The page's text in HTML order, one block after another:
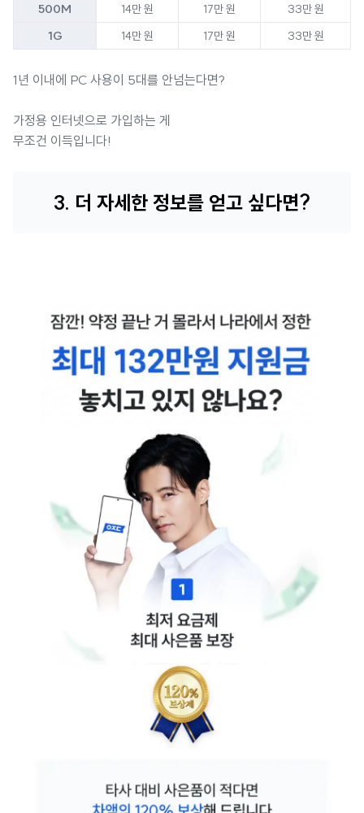
500M
14만 원 17만 원
33만 원
1G
14만 원 17만 원 33만 원
1년 이내에 PC 사용이 5대를 안넘는다면?
가정용 인터넷으로 가입하는 게
무조건 이득입니다!
3. 더 자세한 정보를 얻고 싶다면?